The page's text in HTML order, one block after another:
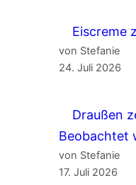
Eiscreme
von Stefanie
24. Juli 2026
Draußen
Beobachtet
von Stefanie
17. Juli 2026